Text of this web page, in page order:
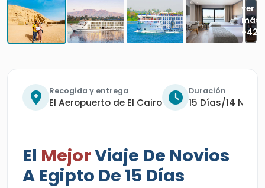
Recogida y entrega
El Aeropuerto de El Cairo
Duración
15 Días/14
El MejorViaje De Novios
A Egipto De 15 Días